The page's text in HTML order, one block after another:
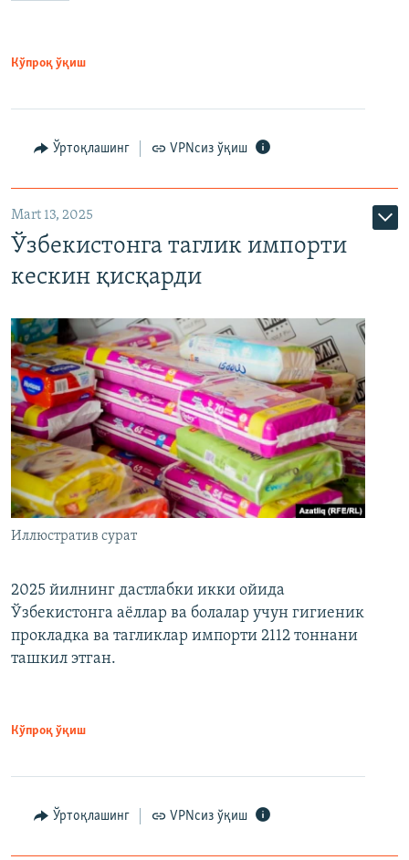
Кўпроқ ўқиш
Ўртоқлашинг VPNсиз ўқиш
Mart 13, 2025
Ўзбекистонга таглик импорти
кескин қисқарди
Иллюстратив сурат
2025 йилнинг дастлабки икки ойида
Ўзбекистонга аёллар ва болалар учун гигиеник
прокладка ва тагликлар импорти 2112 тоннани
ташкил этган.
Кўпроқ ўқиш
Ўртоқлашинг VPNсиз ўқиш